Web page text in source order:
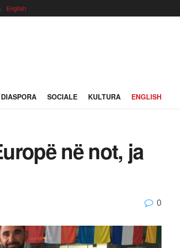
English
DIASPORA SOCIALE KULTURA ENGLISH
në not, ja
0